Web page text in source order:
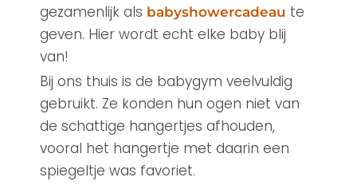
gezamenlijk als babyshowercadeau te
geven. Hier wordt echt elke baby blij
van!
Bij ons thuis is de babygym veelvuldig
gebruikt. Ze konden hun ogen niet van
de schattige hangertjes afhouden,
vooral het hangertje met daarin een
spiegeltje was favoriet.